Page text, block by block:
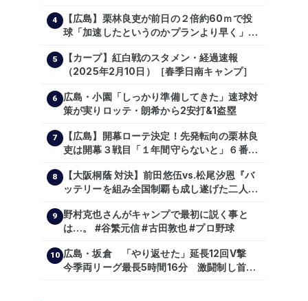
4
【広島】栗林良吏が前日の２倍約60ｍで投
球「加速したというのかプランより早く」自
5
【カープ】紅白戦のスタメン・経過速報
（2025年2月10日）［春季日南キャンプ］
6
広島・小園「しっかり準備してきた」速球対
策が実りロッテ・朗希から2安打&1盗塁
7
【広島】開幕ローテ決定！先発転向の栗林良
吏は開幕３戦目「１年間守らないと」６番手
8
【大阪桐蔭 対決】前田悠伍vs.松尾汐恩『バ
ッテリーを組み全国制覇も成し遂げた二人
9
野村克也さんがキャンプで最初に説く事と
は…。 #谷繁元信 #古田敦也 #プロ野球
10 広島・坂倉 「やり返せた」延長12回V撃
今季両リーグ最長5時間16分 激闘制し首位